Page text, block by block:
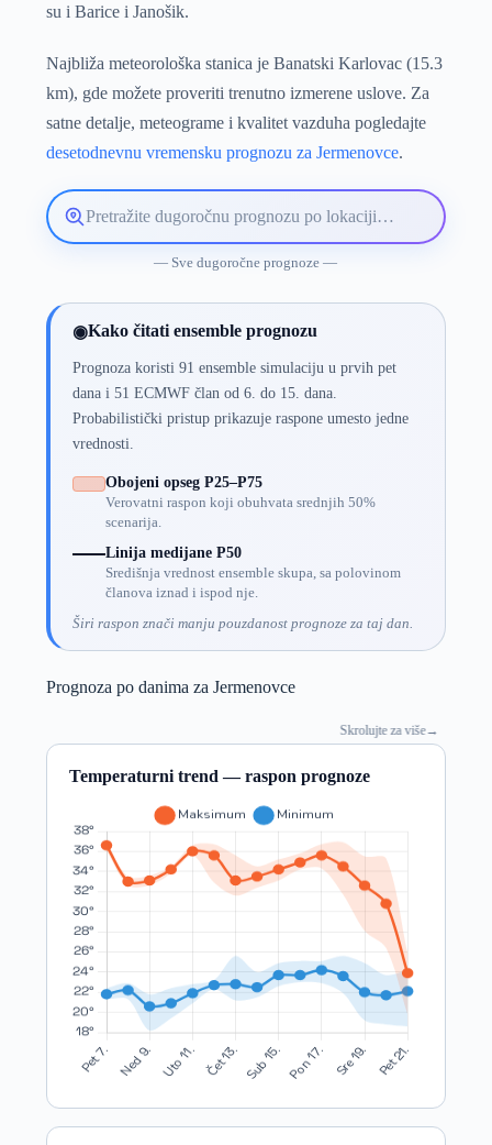
su i Barice i Janošik.
Najbliža meteorološka stanica je Banatski Karlovac (15.3
km), gde možete proveriti trenutno izmerene uslove. Za
satne detalje, meteograme i kvalitet vazduha pogledajte
desetodnevnu vremensku prognozu za Jermenovce.
Pretražite
lokaciju
— Sve dugoročne prognoze —
◉Kako čitati ensemble prognozu
Prognoza koristi 91 ensemble simulaciju u prvih pet
dana i 51 ECMWF član od 6. do 15. dana.
Probabilistički pristup prikazuje raspone umesto jedne
vrednosti.
Obojeni opseg P25–P75
Verovatni raspon koji obuhvata srednjih 50%
scenarija.
Linija medijane P50
Središnja vrednost ensemble skupa, sa polovinom
članova iznad i ispod nje.
Širi raspon znači manju pouzdanost prognoze za taj dan.
Prognoza po danima za Jermenovce
Skrolujte za više→
Temperaturni trend — raspon prognoze